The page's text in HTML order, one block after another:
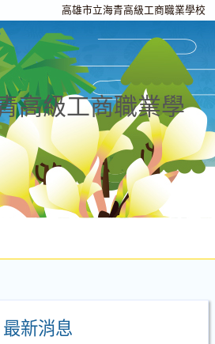
高雄市立海青高級工商職業學校
高級工商職業學
最新消息